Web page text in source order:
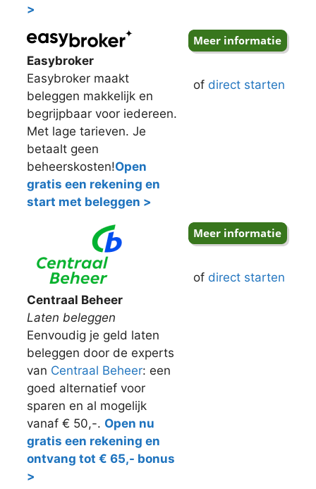
>
Easybroker
Easybroker maakt
beleggen makkelijk en
begrijpbaar voor iedereen.
Met lage tarieven. Je
betaalt geen
beheerskosten!Open
gratis een rekening en
start met beleggen >
of direct starten
Centraal Beheer
Laten beleggen
Eenvoudig je geld laten
beleggen door de experts
van Centraal Beheer: een
goed alternatief voor
sparen en al mogelijk
vanaf € 50,-. Open nu
gratis een rekening en
ontvang tot € 65,- bonus
>
of direct starten